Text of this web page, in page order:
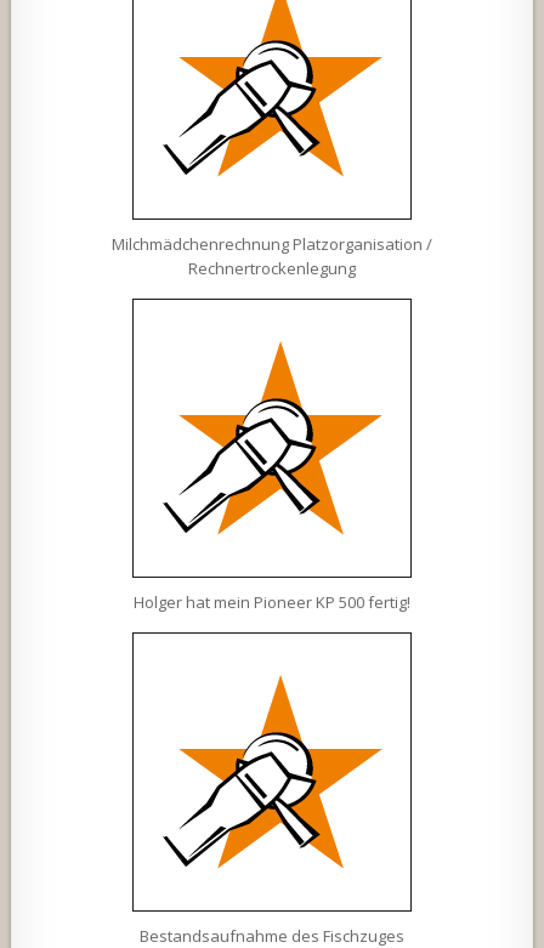
Milchmädchenrechnung Platzorganisation /
Rechnertrockenlegung
Holger hat mein Pioneer KP 500 fertig!
Bestandsaufnahme des Fischzuges